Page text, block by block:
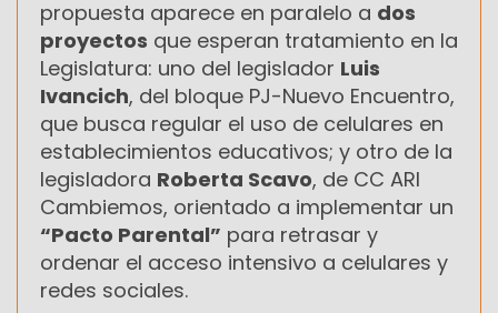
propuesta aparece en paralelo a dos
proyectos que esperan tratamiento en la
Legislatura: uno del legislador Luis
Ivancich, del bloque PJ-Nuevo Encuentro,
que busca regular el uso de celulares en
establecimientos educativos; y otro de la
legisladora Roberta Scavo, de CC ARI
Cambiemos, orientado a implementar un
“Pacto Parental” para retrasar y
ordenar el acceso intensivo a celulares y
redes sociales.